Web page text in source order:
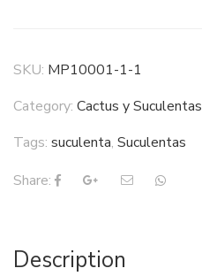
SKU: MP10001-1-1
Category: Cactus y Suculentas
Tags: suculenta, Suculentas
Share:
Description